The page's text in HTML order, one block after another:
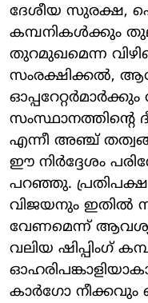
ദേശീയ സുരക്ഷ,
കമ്പനികൾക്കും
തുറമുഖമെന്ന
സംരക്ഷിക്കൽ,
സംസ്ഥാനത്തിന്റെ
എന്നീ അഞ്ച്
ഈ നിർദ്ദേശം
പറഞ്ഞു. പ്രതിപക്ഷ
വിജയനും ഇതിൽ
വേണമെന്ന്
വലിയ ഷിപ്പിംഗ്
കാർഗോ നീക്കവും